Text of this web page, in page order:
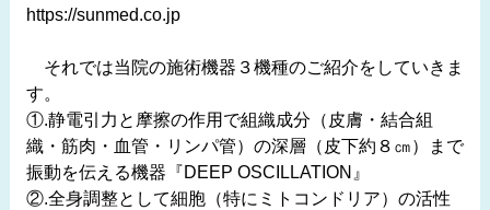
https://sunmed.co.jp
それでは当院の施術機器３機種のご紹介をしていきま
す。
①.静電引力と摩擦の作用で組織成分（皮膚・結合組
織・筋肉・血管・リンパ管）の深層（皮下約８㎝）まで
振動を伝える機器『DEEP OSCILLATION』
②.全身調整として細胞（特にミトコンドリア）の活性